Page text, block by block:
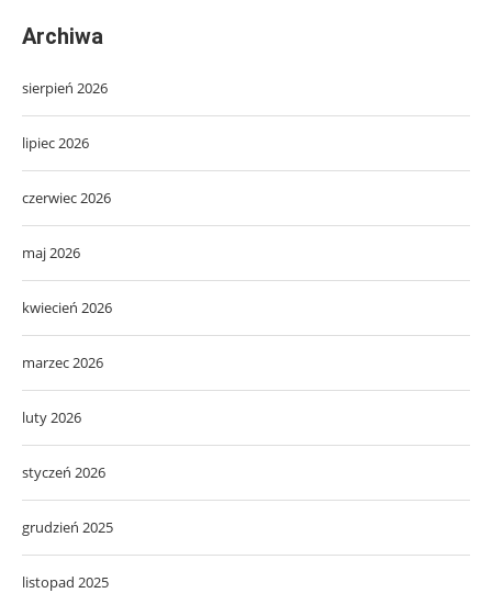
Archiwa
sierpień 2026
lipiec 2026
czerwiec 2026
maj 2026
kwiecień 2026
marzec 2026
luty 2026
styczeń 2026
grudzień 2025
listopad 2025